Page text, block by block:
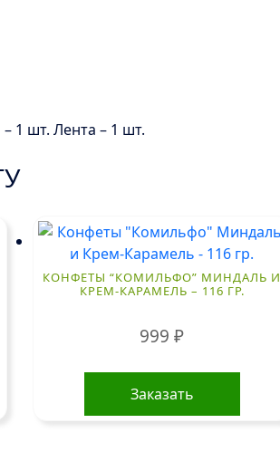
1 шт. Лента – 1 шт.
КОНФЕТЫ “КОМИЛЬФО” МИНДАЛЬ И
КРЕМ-КАРАМЕЛЬ – 116 ГР.
999₽
Заказать